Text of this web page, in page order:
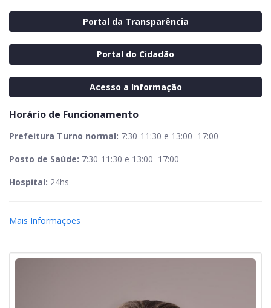
Portal da Transparência
Portal do Cidadão
Acesso a Informação
Horário de Funcionamento
Prefeitura Turno normal: 7:30-11:30 e 13:00–17:00
Posto de Saúde: 7:30-11:30 e 13:00–17:00
Hospital: 24hs
Mais Informações